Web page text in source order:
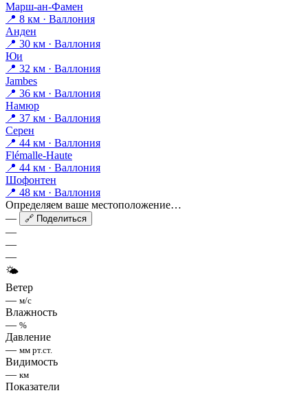
Марш-ан-Фамен
📍 8 км · Валлония
Анден
📍 30 км · Валлония
Юи
📍 32 км · Валлония
Jambes
📍 36 км · Валлония
Намюр
📍 37 км · Валлония
Серен
📍 44 км · Валлония
Flémalle-Haute
📍 44 км · Валлония
Шофонтен
📍 48 км · Валлония
Определяем ваше местоположение…
—
🔗 Поделиться
—
—
—
🌤
Ветер
— м/с
Влажность
— %
Давление
— мм рт.ст.
Видимость
— км
Показатели